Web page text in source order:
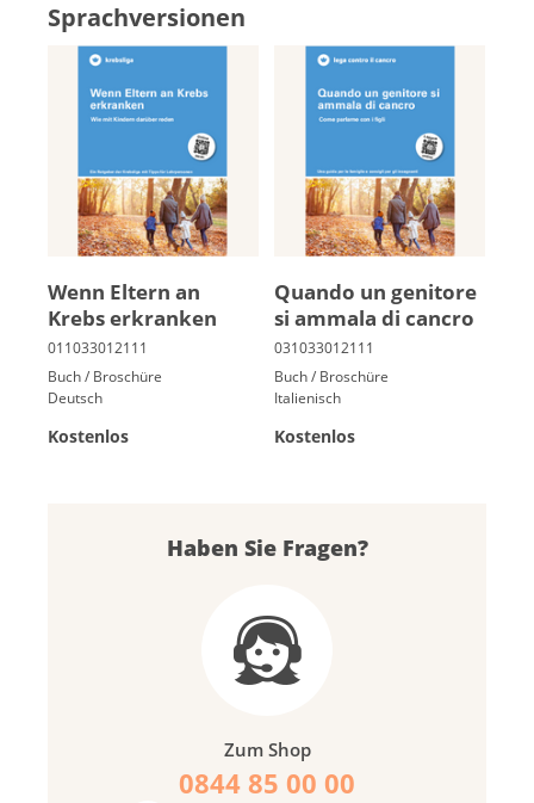
Sprachversionen
Wenn El­tern an
Krebs er­kran­ken
Buch / Broschüre
Deutsch
Kostenlos
Quando un genitore
si ammala di cancro
Buch / Broschüre
Italienisch
Kostenlos
Haben Sie Fragen?
Zum Shop
0844 85 00 00